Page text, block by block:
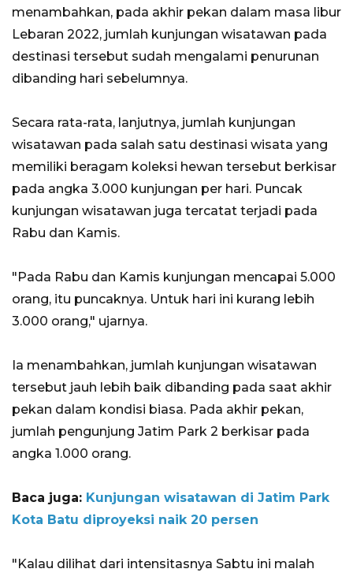
menambahkan, pada akhir pekan dalam masa libur
Lebaran 2022, jumlah kunjungan wisatawan pada
destinasi tersebut sudah mengalami penurunan
dibanding hari sebelumnya.
Secara rata-rata, lanjutnya, jumlah kunjungan
wisatawan pada salah satu destinasi wisata yang
memiliki beragam koleksi hewan tersebut berkisar
pada angka 3.000 kunjungan per hari. Puncak
kunjungan wisatawan juga tercatat terjadi pada
Rabu dan Kamis.
"Pada Rabu dan Kamis kunjungan mencapai 5.000
orang, itu puncaknya. Untuk hari ini kurang lebih
3.000 orang," ujarnya.
Ia menambahkan, jumlah kunjungan wisatawan
tersebut jauh lebih baik dibanding pada saat akhir
pekan dalam kondisi biasa. Pada akhir pekan,
jumlah pengunjung Jatim Park 2 berkisar pada
angka 1.000 orang.
Baca juga: Kunjungan wisatawan di Jatim Park
Kota Batu diproyeksi naik 20 persen
"Kalau dilihat dari intensitasnya Sabtu ini malah